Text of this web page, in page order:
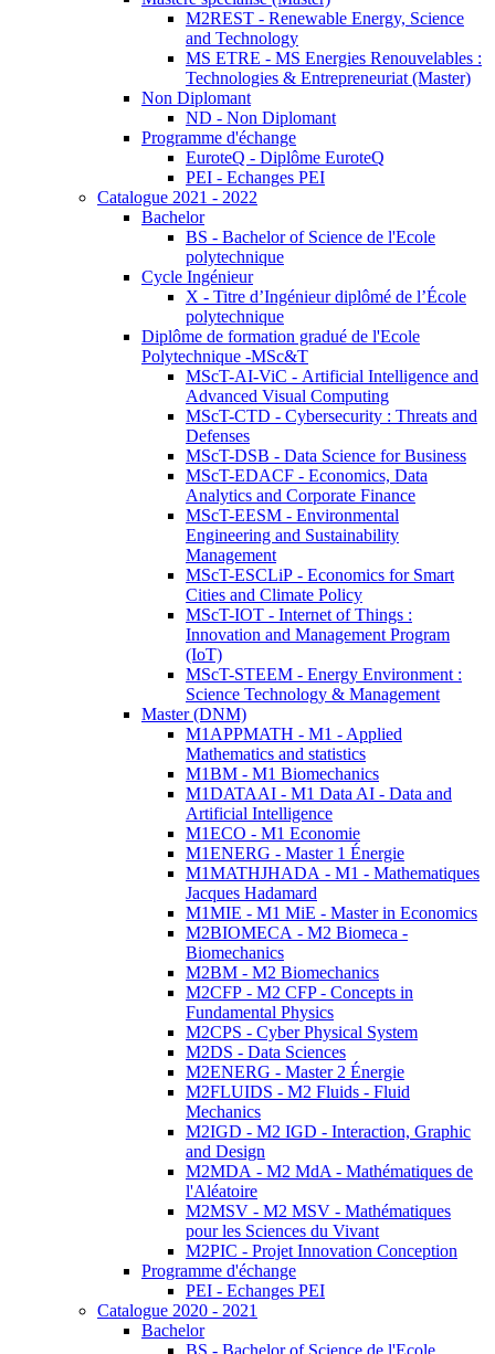
M2REST - Renewable Energy, Science
and Technology
MS ETRE - MS Energies Renouvelables :
Technologies & Entrepreneuriat (Master)
Non Diplomant
ND - Non Diplomant
Programme d'échange
EuroteQ - Diplôme EuroteQ
PEI - Echanges PEI
Catalogue 2021 - 2022
Bachelor
BS - Bachelor of Science de l'Ecole
polytechnique
Cycle Ingénieur
X - Titre d’Ingénieur diplômé de l’École
polytechnique
Diplôme de formation gradué de l'Ecole
Polytechnique -MSc&T
MScT-AI-ViC - Artificial Intelligence and
Advanced Visual Computing
MScT-CTD - Cybersecurity : Threats and
Defenses
MScT-DSB - Data Science for Business
MScT-EDACF - Economics, Data
Analytics and Corporate Finance
MScT-EESM - Environmental
Engineering and Sustainability
Management
MScT-ESCLiP - Economics for Smart
Cities and Climate Policy
MScT-IOT - Internet of Things :
Innovation and Management Program
(IoT)
MScT-STEEM - Energy Environment :
Science Technology & Management
Master (DNM)
M1APPMATH - M1 - Applied
Mathematics and statistics
M1BM - M1 Biomechanics
M1DATAAI - M1 Data AI - Data and
Artificial Intelligence
M1ECO - M1 Economie
M1ENERG - Master 1 Énergie
M1MATHJHADA - M1 - Mathematiques
Jacques Hadamard
M1MIE - M1 MiE - Master in Economics
M2BIOMECA - M2 Biomeca -
Biomechanics
M2BM - M2 Biomechanics
M2CFP - M2 CFP - Concepts in
Fundamental Physics
M2CPS - Cyber Physical System
M2DS - Data Sciences
M2ENERG - Master 2 Énergie
M2FLUIDS - M2 Fluids - Fluid
Mechanics
M2IGD - M2 IGD - Interaction, Graphic
and Design
M2MDA - M2 MdA - Mathématiques de
l'Aléatoire
M2MSV - M2 MSV - Mathématiques
pour les Sciences du Vivant
M2PIC - Projet Innovation Conception
Programme d'échange
PEI - Echanges PEI
Catalogue 2020 - 2021
Bachelor
BS - Bachelor of Science de l'Ecole